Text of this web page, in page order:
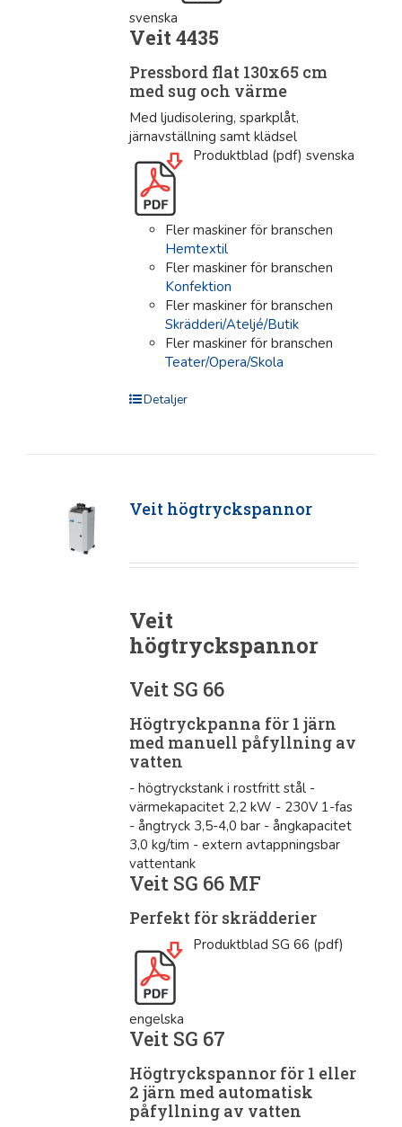
svenska
Veit 4435
Pressbord flat 130x65 cm
med sug och värme
Med ljudisolering, sparkplåt,
järnavställning samt klädsel
Produktblad (pdf) svenska
Fler maskiner för branschen
Hemtextil
Fler maskiner för branschen
Konfektion
Fler maskiner för branschen
Skrädderi/Ateljé/Butik
Fler maskiner för branschen
Teater/Opera/Skola
Detaljer
Veit högtryckspannor
Veit
högtryckspannor
Veit SG 66
Högtryckpanna för 1 järn
med manuell påfyllning av
vatten
- högtryckstank i rostfritt stål -
värmekapacitet 2,2 kW - 230V 1-fas
- ångtryck 3,5-4,0 bar - ångkapacitet
3,0 kg/tim - extern avtappningsbar
vattentank
Veit SG 66 MF
Perfekt för skrädderier
Produktblad SG 66 (pdf)
engelska
Veit SG 67
Högtryckspannor för 1 eller
2 järn med automatisk
påfyllning av vatten